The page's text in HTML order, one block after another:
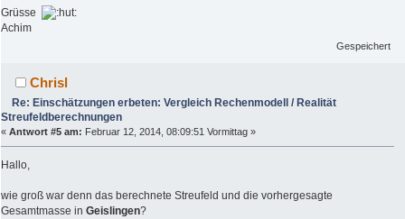
Grüsse
Achim
Gespeichert
Chrisl
Re: Einschätzungen erbeten: Vergleich Rechenmodell / Realität
Streufeldberechnungen
« Antwort #5 am: Februar 12, 2014, 08:09:51 Vormittag »
Hallo,
wie groß war denn das berechnete Streufeld und die vorhergesagte
Gesamtmasse in Geislingen?